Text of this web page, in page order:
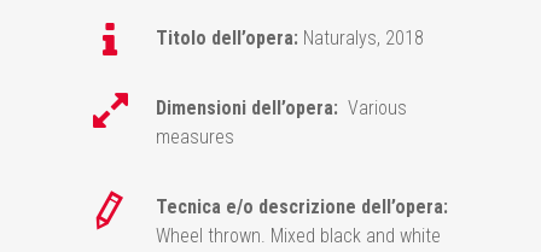
Titolo dell’opera: Naturalys, 2018
Dimensioni dell’opera: Various
measures
Tecnica e/o descrizione dell’opera:
Wheel thrown. Mixed black and white